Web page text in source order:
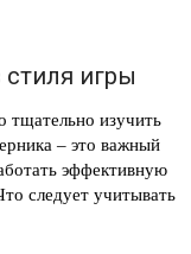
стиля игры
тщательно изучить
– это важный
эффективную
следует учитывать